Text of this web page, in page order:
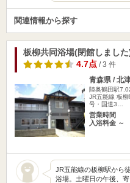
関連情報から探す
板柳共同浴場(閉館しました
4.7点/ 3 件
青森県 / 北
陸奥鶴田駅
JR五能線 板
号・国道3…
営業時間
入浴料金 ～
JR五能線の板柳駅から
浴場。土曜日の午後、